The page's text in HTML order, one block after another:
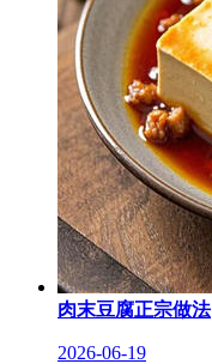
肉末豆腐正宗做法
2026-06-19